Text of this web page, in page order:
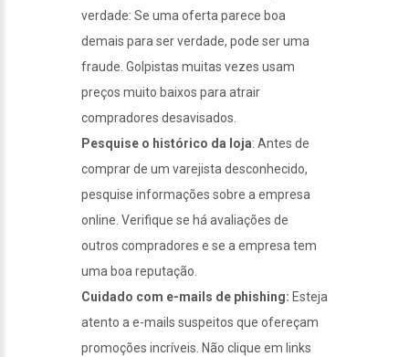
verdade: Se uma oferta parece boa
demais para ser verdade, pode ser uma
fraude. Golpistas muitas vezes usam
preços muito baixos para atrair
compradores desavisados.
Pesquise o histórico da loja: Antes de
comprar de um varejista desconhecido,
pesquise informações sobre a empresa
online. Verifique se há avaliações de
outros compradores e se a empresa tem
uma boa reputação.
Cuidado com e-mails de phishing: Esteja
atento a e-mails suspeitos que ofereçam
promoções incríveis. Não clique em links